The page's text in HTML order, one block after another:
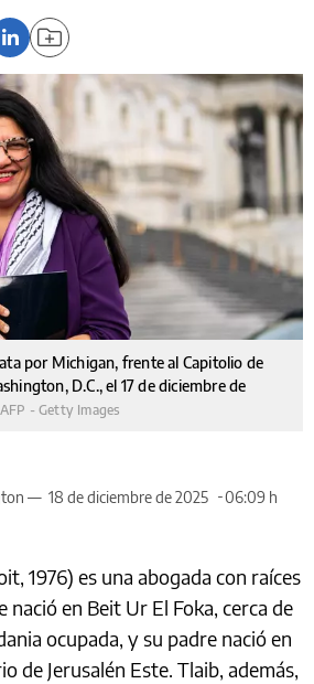
por Michigan, frente al Capitolio de
D.C., el 17 de diciembre de
- Getty Images
— 18 de diciembre de 2025
06:09 h
1976) es una abogada con raíces
nació en Beit Ur El Foka, cerca de
ocupada, y su padre nació en
de Jerusalén Este. Tlaib, además,